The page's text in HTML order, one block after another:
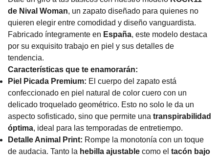
de Nival Woman, un zapato diseñado para quienes no
quieren elegir entre comodidad y diseño vanguardista.
Fabricado íntegramente en España, este modelo destaca
por su exquisito trabajo en piel y sus detalles de
tendencia.
Características que te enamorarán:
Piel Picada Premium: El cuerpo del zapato está
confeccionado en piel natural de color cuero con un
delicado troquelado geométrico. Esto no solo le da un
aspecto sofisticado, sino que permite una transpirabilidad
óptima, ideal para las temporadas de entretiempo.
Detalle Animal Print: Rompe la monotonía con un toque
de audacia. Tanto la hebilla ajustable como el tacón bajo